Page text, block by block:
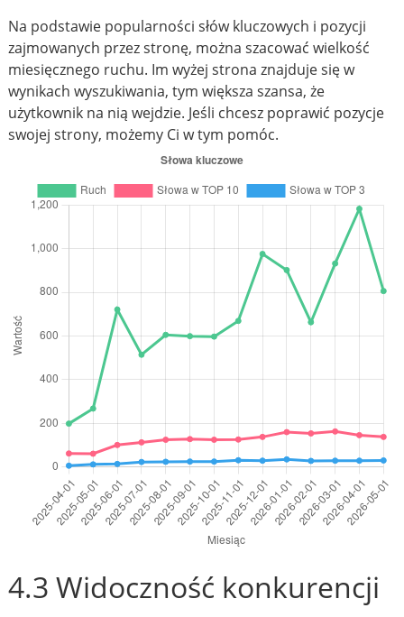
Na podstawie popularności słów kluczowych i pozycji
zajmowanych przez stronę, można szacować wielkość
miesięcznego ruchu. Im wyżej strona znajduje się w
wynikach wyszukiwania, tym większa szansa, że
użytkownik na nią wejdzie. Jeśli chcesz poprawić pozycje
swojej strony, możemy Ci w tym pomóc.
4.3 Widoczność konkurencji